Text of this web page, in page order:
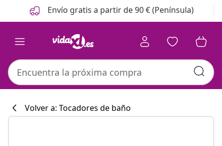
Anterior
Siguiente Envío gratis a partir de 90 € (Península)
Volver a: Tocadores de baño